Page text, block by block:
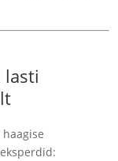
lasti